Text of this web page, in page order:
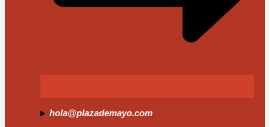
hola@plazademayo.com